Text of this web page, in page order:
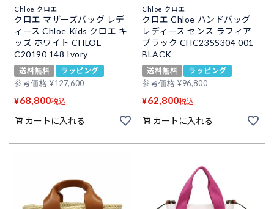
Chloe クロエ
クロエ マザーズバッグ レデ
ィース Chloe Kids クロエ キ
ッズ ホワイト CHLOE
C20190 148 Ivory
送料無料
ラッピング
参考価格 ¥127,600
¥68,800税込
カートに入れる
Chloe クロエ
クロエ Chloe ハンドバッグ
レディース センス ラフィア
ブラック CHC23SS304 001
BLACK
送料無料
ラッピング
参考価格 ¥96,800
¥62,800税込
カートに入れる